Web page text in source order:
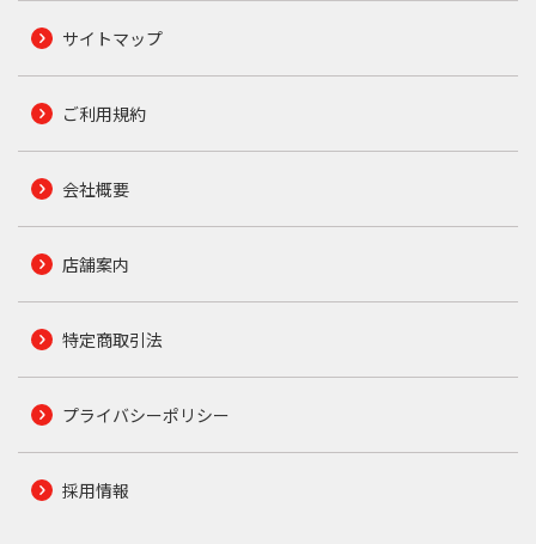
サイトマップ
ご利用規約
会社概要
店舗案内
特定商取引法
プライバシーポリシー
採用情報